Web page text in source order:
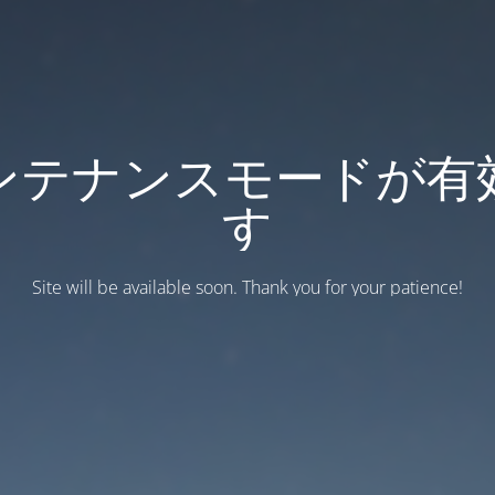
テナンスモードが有
す
Site will be available soon. Thank you for your patience!